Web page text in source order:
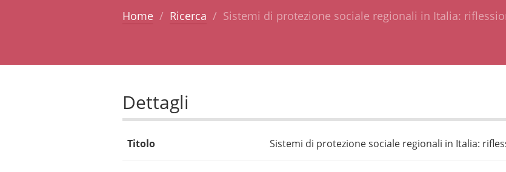
Home Ricerca Sistemi di protezione sociale regionali in Italia:
Dettagli
Titolo Sistemi di protezione sociale regionali in Italia: